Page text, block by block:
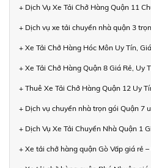
+ Dịch Vụ Xe Tải Chở Hàng Quận 11
+ Dịch vụ xe tải chuyển nhà quận 3
+ Xe Tải Chở Hàng Hóc Môn Uy Tín,
+ Xe Tải Chở Hàng Quận 8 Giá Rẻ, Uy
+ Thuê Xe Tải Chở Hàng Quận 12 Uy
+ Dịch vụ chuyển nhà trọn gói Quận 7
+ Dịch Vụ Xe Tải Chuyển Nhà Quận 1
+ Xe tải chở hàng quận Gò Vấp giá rẻ